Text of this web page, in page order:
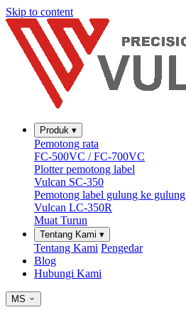
Skip to content
Produk ▾
Pemotong rata
FC-500VC / FC-700VC
Plotter pemotong label
Vulcan SC-350
Pemotong label gulung ke gulung
Vulcan LC-350R
Muat Turun
Tentang Kami ▾
Tentang Kami Pengedar
Blog
Hubungi Kami
MS